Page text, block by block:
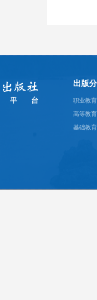
出版
职业教
高等教
基础教